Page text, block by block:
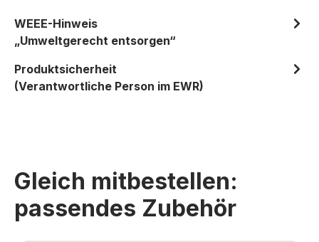
WEEE-Hinweis
„Umweltgerecht entsorgen“
Produktsicherheit
(Verantwortliche Person im EWR)
Gleich mitbestellen:
passendes Zubehör